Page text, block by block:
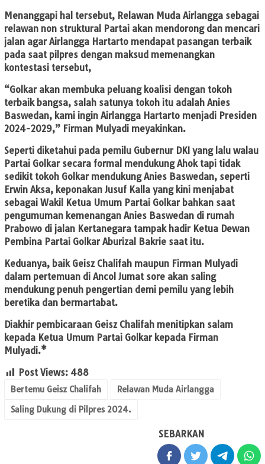
Menanggapi hal tersebut, Relawan Muda Airlangga sebagai
relawan non struktural Partai akan mendorong dan mencari
jalan agar Airlangga Hartarto mendapat pasangan terbaik
pada saat pilpres dengan maksud memenangkan
kontestasi tersebut,
“Golkar akan membuka peluang koalisi dengan tokoh
terbaik bangsa, salah satunya tokoh itu adalah Anies
Baswedan, kami ingin Airlangga Hartarto menjadi Presiden
2024-2029,” Firman Mulyadi meyakinkan.
Seperti diketahui pada pemilu Gubernur DKI yang lalu walau
Partai Golkar secara formal mendukung Ahok tapi tidak
sedikit tokoh Golkar mendukung Anies Baswedan, seperti
Erwin Aksa, keponakan Jusuf Kalla yang kini menjabat
sebagai Wakil Ketua Umum Partai Golkar bahkan saat
pengumuman kemenangan Anies Baswedan di rumah
Prabowo di jalan Kertanegara tampak hadir Ketua Dewan
Pembina Partai Golkar Aburizal Bakrie saat itu.
Keduanya, baik Geisz Chalifah maupun Firman Mulyadi
dalam pertemuan di Ancol Jumat sore akan saling
mendukung penuh pengertian demi pemilu yang lebih
beretika dan bermartabat.
Diakhir pembicaraan Geisz Chalifah menitipkan salam
kepada Ketua Umum Partai Golkar kepada Firman
Mulyadi.*
Post Views: 488
Bertemu Geisz Chalifah
Relawan Muda Airlangga
Saling Dukung di Pilpres 2024.
SEBARKAN